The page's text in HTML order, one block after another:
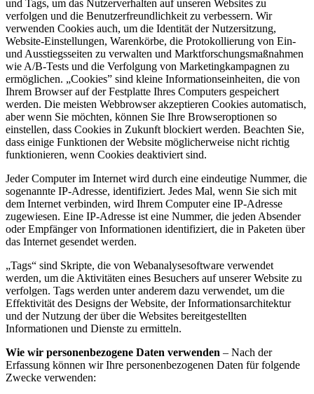
und Tags, um das Nutzerverhalten auf unseren Websites zu
verfolgen und die Benutzerfreundlichkeit zu verbessern. Wir
verwenden Cookies auch, um die Identität der Nutzersitzung,
Website-Einstellungen, Warenkörbe, die Protokollierung von Ein-
und Ausstiegsseiten zu verwalten und Marktforschungsmaßnahmen
wie A/B-Tests und die Verfolgung von Marketingkampagnen zu
ermöglichen. „Cookies” sind kleine Informationseinheiten, die von
Ihrem Browser auf der Festplatte Ihres Computers gespeichert
werden. Die meisten Webbrowser akzeptieren Cookies automatisch,
aber wenn Sie möchten, können Sie Ihre Browseroptionen so
einstellen, dass Cookies in Zukunft blockiert werden. Beachten Sie,
dass einige Funktionen der Website möglicherweise nicht richtig
funktionieren, wenn Cookies deaktiviert sind.
Jeder Computer im Internet wird durch eine eindeutige Nummer, die
sogenannte IP-Adresse, identifiziert. Jedes Mal, wenn Sie sich mit
dem Internet verbinden, wird Ihrem Computer eine IP-Adresse
zugewiesen. Eine IP-Adresse ist eine Nummer, die jeden Absender
oder Empfänger von Informationen identifiziert, die in Paketen über
das Internet gesendet werden.
„Tags“ sind Skripte, die von Webanalysesoftware verwendet
werden, um die Aktivitäten eines Besuchers auf unserer Website zu
verfolgen. Tags werden unter anderem dazu verwendet, um die
Effektivität des Designs der Website, der Informationsarchitektur
und der Nutzung der über die Websites bereitgestellten
Informationen und Dienste zu ermitteln.
Wie wir personenbezogene Daten verwenden – Nach der
Erfassung können wir Ihre personenbezogenen Daten für folgende
Zwecke verwenden: